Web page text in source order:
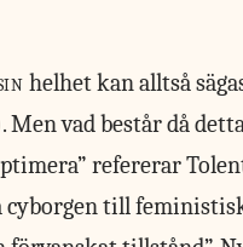
helhet kan alltså
Men vad består då
refererar
cyborgen till